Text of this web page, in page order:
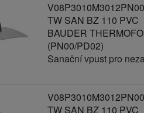
TW SAN BZ 110 PVC
BAUDER
(PN00/PD02)
Sanační vpust pro
TW SAN BZ 110 PVC